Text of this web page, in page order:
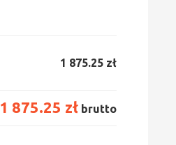
1 875.25 zł
1 875.25 zł brutto